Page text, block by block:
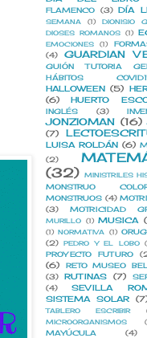
FLAMENCO
(3) DÍA
SEMANA
(1) DIONISIO
DIOSES ROMANOS (1)
EMOCIONES (1)
(4)
GUARDIAN
GUIÓN TUTORIA
HÁBITOS
HALLOWEEN (5)
(6)
HUERTO
INGLÉS (3)
JONZIOMAN (16)
(7)
LUISA ROLDÁN (6)
(2)
(32)
MINISTRILES
MONSTRUO
MONSTRUOS (4)
(3)
MOTRICIDAD
MURILLO (1) MUSICA
(1) NORMATIVA (1)
(2)
PEDRO Y EL LOBO
PROYECTO FUTURO
(6)
RETO MUSEO
(3)
RUTINAS (7)
(4)
SEVILLA
SISTEMA SOLAR
TABLERO ESCRIBIR
MICROORGANISMOS
MAYÚCULA
(4)